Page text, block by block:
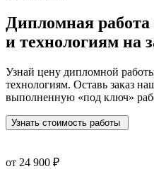
Дипломная
и технологиям на
Узнай цену дипломной
технологиям. Оставь заказ
выполненную «под ключ»
Узнать стоимость работы
от 24 900 ₽